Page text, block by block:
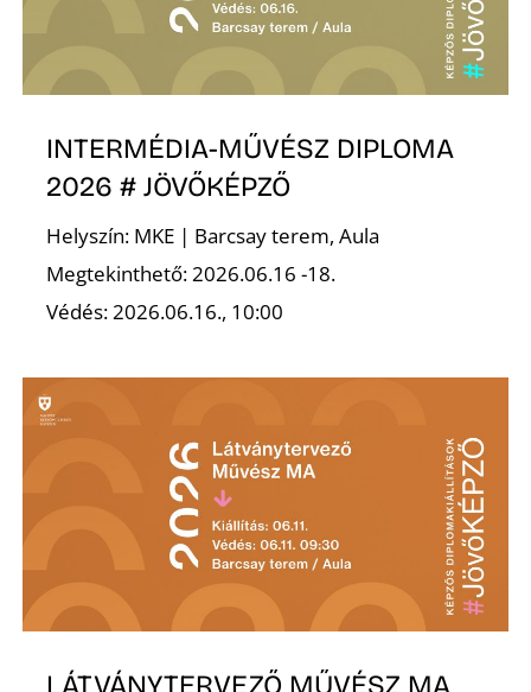
INTERMÉDIA-MŰVÉSZ DIPLOMA
2026 # JÖVŐKÉPZŐ
Helyszín: MKE | Barcsay terem, Aula
Megtekinthető: 2026.06.16 -18.
Védés: 2026.06.16., 10:00
LÁTVÁNYTERVEZŐ MŰVÉSZ MA